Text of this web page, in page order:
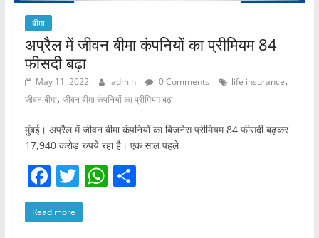
बीमा
अप्रैल में जीवन बीमा कंपनियों का प्रीमियम 84
फीसदी बढ़ा
May 11, 2022 admin 0 Comments life insurance,
जीवन बीमा, जीवन बीमा कंपनियों का प्रीमियम बढ़ा
मुंबई। अप्रैल में जीवन बीमा कंपनियों का बिजनेस प्रीमियम 84 फीसदी बढ़कर
17,940 करोड़ रुपये रहा है। एक साल पहले
F
a
c
T
w
itt
W S
Read more